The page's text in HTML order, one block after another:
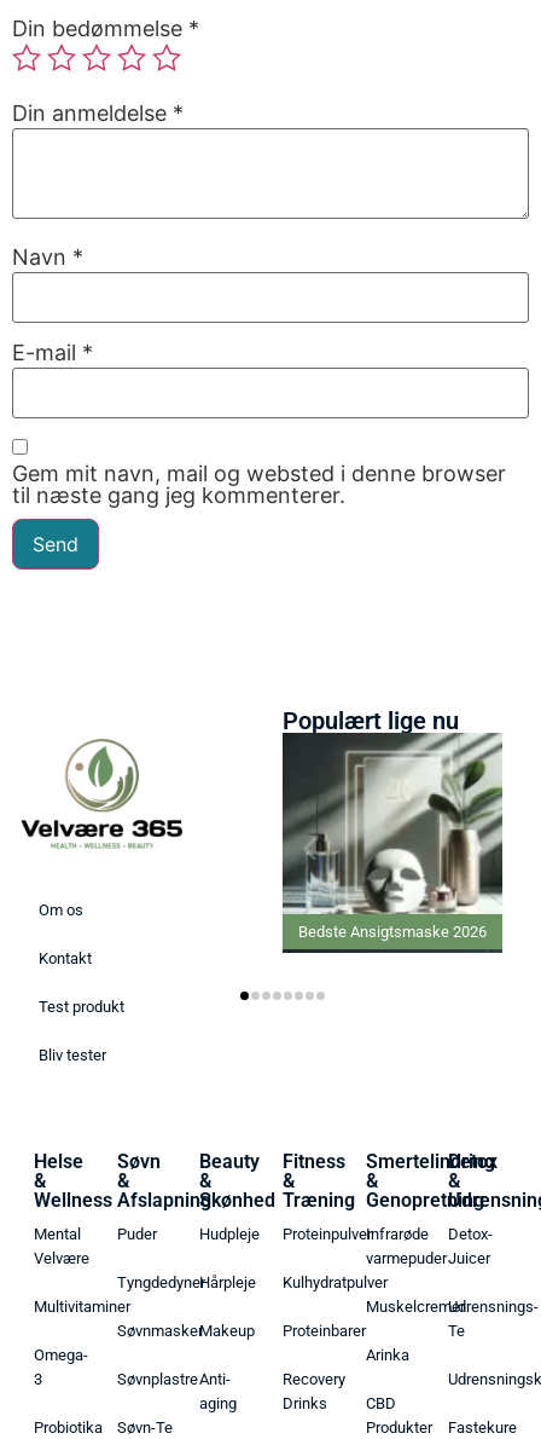
Din bedømmelse *
Din anmeldelse *
Navn *
E-mail *
Gem mit navn, mail og websted i denne browser
til næste gang jeg kommenterer.
Om os
Kontakt
Test produkt
Bliv tester
Populært lige nu
Bedste Ansigtsmaske 2026
Helse
&
Wellness
Mental
Velvære
Multivitaminer
Omega-
3
Probiotika
Søvn
&
Afslapning
Puder
Tyngdedyner
Søvnmasker
Søvnplastre
Søvn-Te
Beauty
&
Skønhed
Hudpleje
Hårpleje
Makeup
Anti-
aging
Fitness
&
Træning
Proteinpulver
Kulhydratpulver
Proteinbarer
Recovery
Drinks
Smertelindring
&
Genopretning
Infrarøde
varmepuder
Muskelcremer
Arinka
CBD
Produkter
Detox
&
Detox-
Juicer
Udrensnings-
Te
Fastekure